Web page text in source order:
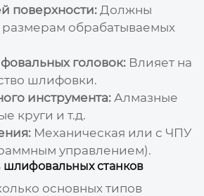
поверхности: Должны
размерам обрабатываемых
головок: Влияет на
шлифовки.
инструмента: Алмазные
круги и т.д.
Механическая или с ЧПУ
управлением).
станков
основных типов